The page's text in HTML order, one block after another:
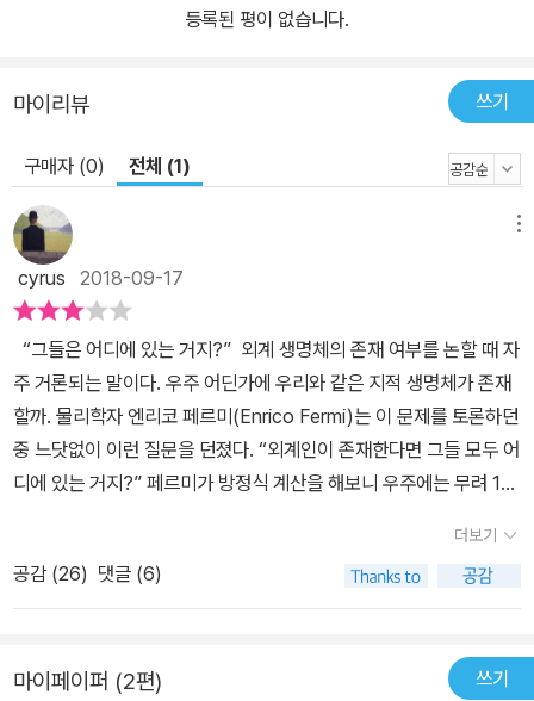
모프는 『코스믹 커넥션』을 읽고 “이 책의 단어 하나하나를 사랑하게
이 보여 준 과학자의 “진솔한” 글쓰기를 높이 평가한 것이다. 이 책 곳
곳에서 7년 뒤에 출간된 『코스모스』의 원형이 된 주제와 형식 등을
확인할 수 있다. 특히 칼 세이건의 팬들이라면 우리말로 처음 번역된
이 책에서 그의 ‘우주적’ 사상과 아이작 아시모프가 세이건의 “목소리
를 직접 듣는 것 같다.”고 평가한 글쓰기가 진화하는 과정을 살펴볼
수 있어 흥미로울 것이다. 『코스믹 커넥션』은 1973년 초판 출간 이후
전 세계 곳곳에서 신장판 하드커버, 페이퍼백 등 다양한 판본으로 출
간되었다. (주)사이언스북스에서 출간한 이 책은 제롬 에이절이 말년
에 2000년 케임브리지 대학교 출판부에서 출간된 판본을 바탕으로
한 것이다. 2000년판을 출간하면서 제롬 에이절은 전설적인 이론 물
리학자 프리먼 다이슨과 칼 세이건의 미망인 앤 드루얀, 칼 세이건의
첫 박사 학위 제자 데이비드 모리슨의 글들을 받아 이 책 출간의 전후
사정은 물론이고, 이 책에 담긴 칼 세이건의 메시지가 50년의 세월에
하고 있다. 또 칼 세이건의 다양한 과학 콘텐츠 제작 프로젝트에서 미
레이션의 개척자 존 롬버그의 초판본 당시 그림뿐만 아니라 칼 세이
건이 이 책 저술 시 신경 써서 고른 도판들을 모두 실어 보는 재미를
등록된 평이 없습니다.
마이리뷰 쓰기
구매자 (0) 전체 (1)
cyrus 2018-09-17
“그들은 어디에 있는 거지?” 외계 생명체의 존재 여부를 논할 때 자
주 거론되는 말이다. 우주 어딘가에 우리와 같은 지적 생명체가 존재
할까. 물리학자 엔리코 페르미(Enrico Fermi)는 이 문제를 토론하던
중 느닷없이 이런 질문을 던졌다. “외계인이 존재한다면 그들 모두 어
디에 있는 거지?” 페르미가 방정식 계산을 해보니 우주에는 무려 10
게 많은 외계 문명이 있다면 왜 아직 외계 생명체가 인류 앞에 나타나
지 않은 걸까. 지금껏 외계 문명의 신호가 수신된 적은 없다. 페르미의
의미심장한 질문은 이론상으론 외계 문명이 존재하지만, 실제론 볼
에 근접해 지구를 바라본다면 어떤 반응을 보일까. 그때에도 우리가
더보기
공감 (26) 댓글 (6)
마이페이퍼 (2편) 쓰기